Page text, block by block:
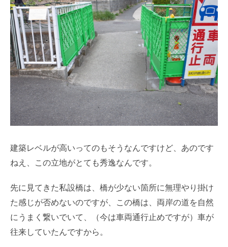
建築レベルが高いってのもそうなんですけど、あのです
ねえ、この立地がとても秀逸なんです。
先に見てきた私設橋は、橋が少ない箇所に無理やり掛け
た感じが否めないのですが、この橋は、両岸の道を自然
にうまく繋いでいて、（今は車両通行止めですが）車が
往来していたんですから。